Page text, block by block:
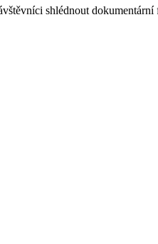
shlédnout dokumentární